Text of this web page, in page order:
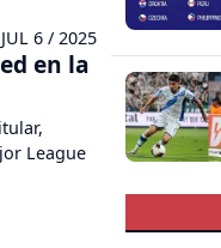
JUL 6 / 2025
en la
League